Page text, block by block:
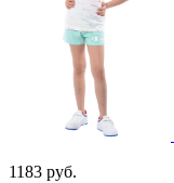
1183 руб.